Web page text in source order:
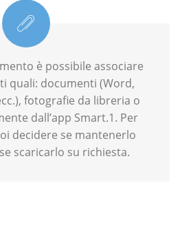
è possibile associare
quali: documenti (Word,
fotografie da libreria o
dall’app Smart.1. Per
decidere se mantenerlo
scaricarlo su richiesta.